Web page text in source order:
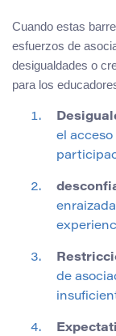
Cuando estas
esfuerzos de
desigualdades o
para los
el acceso
de